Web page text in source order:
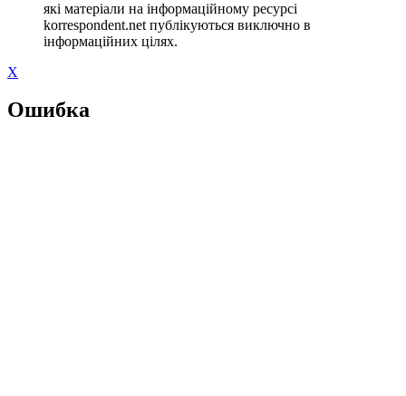
які матеріали на інформаційному ресурсі
korrespondent.net публікуються виключно в
інформаційних цілях.
X
Ошибка